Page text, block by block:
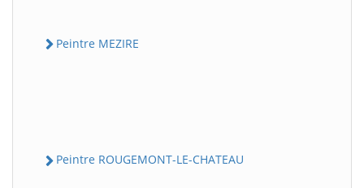
Peintre MEZIRE
Peintre ROUGEMONT-LE-CHATEAU